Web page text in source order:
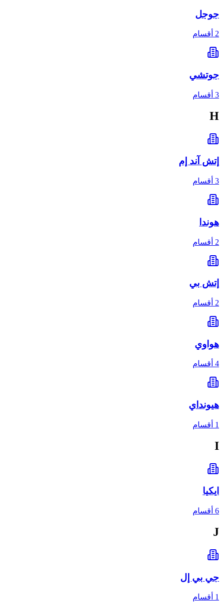
جوجل
2 أقسام
جوتشي
3 أقسام
H
إتش آند إم
3 أقسام
هوندا
2 أقسام
إتش بي
2 أقسام
هواوي
4 أقسام
هيونداي
1 أقسام
I
ايكيا
6 أقسام
J
جي بي إل
1 أقسام